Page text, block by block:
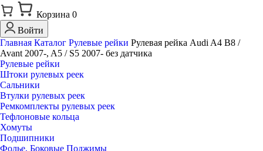
Корзина 0
Войти
Главная Каталог Рулевые рейки Рулевая рейка Audi A4 B8 /
Avant 2007-, A5 / S5 2007- без датчика
Рулевые рейки
Штоки рулевых реек
Сальники
Втулки рулевых реек
Ремкомплекты рулевых реек
Тефлоновые кольца
Хомуты
Подшипники
Фолье, Боковые Поджимы